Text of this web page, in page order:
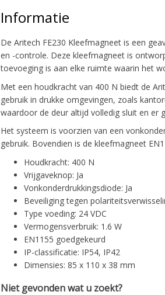
Informatie
De Aritech FE230 Kleefmagneet is een
en -controle. Deze kleefmagneet is
toevoeging is aan elke ruimte waarin het
Met een houdkracht van 400 N biedt de
gebruik in drukke omgevingen, zoals
waardoor de deur altijd volledig sluit en er
Het systeem is voorzien van een
gebruik. Bovendien is de kleefmagneet
Houdkracht: 400 N
Vrijgaveknop: Ja
Vonkonderdrukkingsdiode: Ja
Beveiliging tegen
Type voeding: 24 VDC
Vermogensverbruik: 1.6 W
EN1155 goedgekeurd
IP-classificatie: IP54, IP42
Dimensies: 85 x 110 x 38 mm
Niet gevonden wat u zoekt?